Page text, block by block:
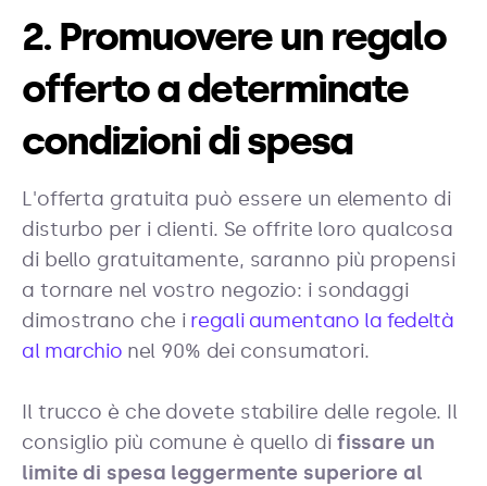
2. Promuovere un regalo
offerto a determinate
condizioni di spesa
L'offerta gratuita può essere un elemento di
disturbo per i clienti. Se offrite loro qualcosa
di bello gratuitamente, saranno più propensi
a tornare nel vostro negozio: i sondaggi
dimostrano che i regali aumentano la fedeltà
al marchio nel 90% dei consumatori.
Il trucco è che dovete stabilire delle regole. Il
consiglio più comune è quello di fissare un
limite di spesa leggermente superiore al